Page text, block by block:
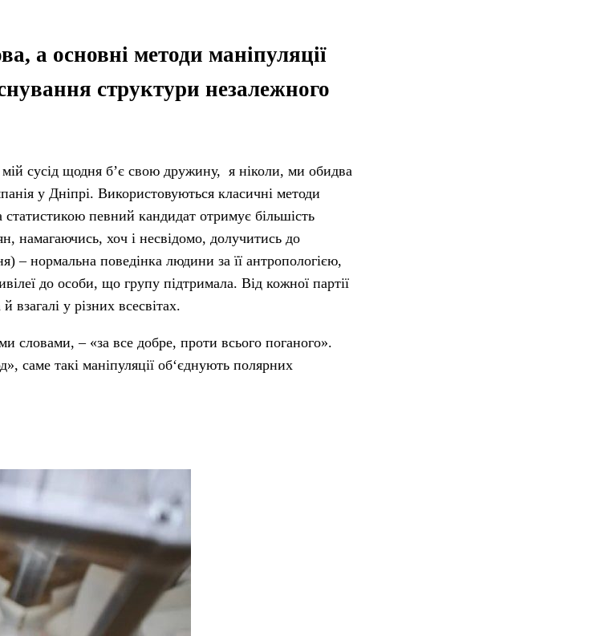
а основні методи маніпуляції
структури незалежного
сусід щодня б’є свою дружину, я ніколи, ми обидва
у Дніпрі. Використовуються класичні методи
певний кандидат отримує більшість
намагаючись, хоч і несвідомо, долучитись до
– нормальна поведінка людини за її антропологією,
до особи, що групу підтримала. Від кожної партії
взагалі у різних всесвітах.
словами, – «за все добре, проти всього поганого».
саме такі маніпуляції об‘єднують полярних